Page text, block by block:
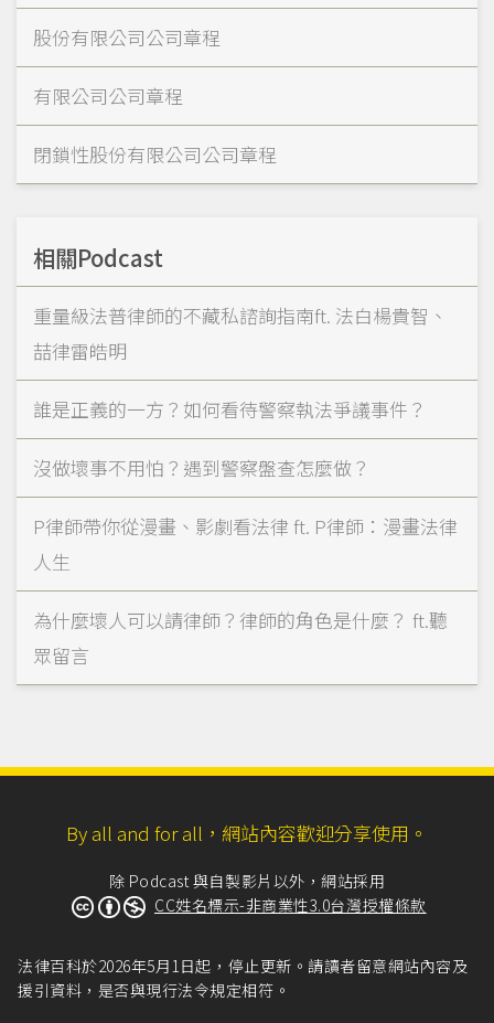
股份有限公司公司章程
有限公司公司章程
閉鎖性股份有限公司公司章程
相關Podcast
重量級法普律師的不藏私諮詢指南ft. 法白楊貴智、
喆律雷皓明
誰是正義的一方？如何看待警察執法爭議事件？
沒做壞事不用怕？遇到警察盤查怎麼做？
P律師帶你從漫畫、影劇看法律 ft. P律師：漫畫法律
人生
為什麼壞人可以請律師？律師的角色是什麼？ ft.聽
眾留言
By all and for all，網站內容歡迎分享使用。
除 Podcast 與自製影片以外，網站採用
CC姓名標示-非商業性3.0台灣授權條款
法律百科於2026年5月1日起，停止更新。請讀者留意網站內容及
援引資料，是否與現行法令規定相符。